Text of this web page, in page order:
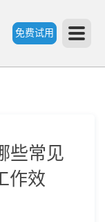
免费试用
些常见
作效